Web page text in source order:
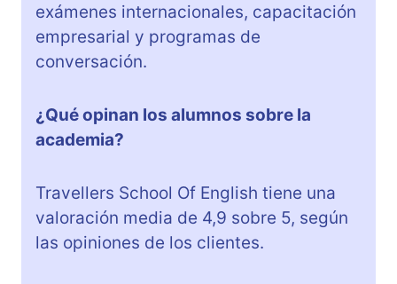
exámenes internacionales, capacitación
empresarial y programas de
conversación.
¿Qué opinan los alumnos sobre la
academia?
Travellers School Of English tiene una
valoración media de 4,9 sobre 5, según
las opiniones de los clientes.